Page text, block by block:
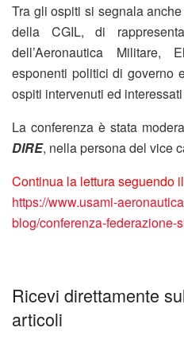
Tra gli ospiti si segnala
della CGIL, di
dell’Aeronautica Militare,
esponenti politici di governo
ospiti intervenuti ed interessati
La conferenza è stata
DIRE, nella persona del vice
Continua la lettura seguendo
https://www.usami-
blog/conferenza-federazione-
Ricevi direttamente
articoli